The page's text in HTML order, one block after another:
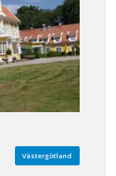
Västergötland